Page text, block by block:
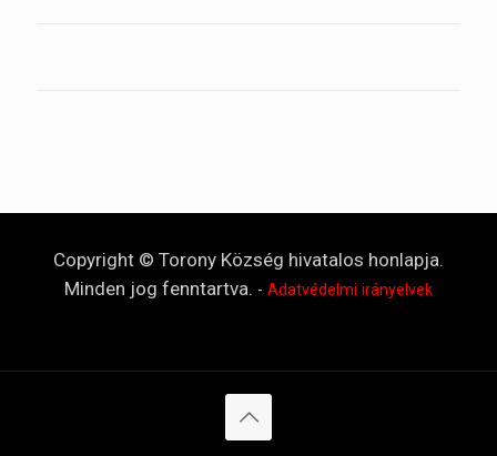
Copyright © Torony Község hivatalos honlapja.
Minden jog fenntartva. - Adatvédelmi irányelvek